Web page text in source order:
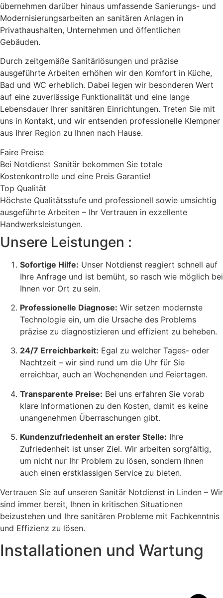
übernehmen darüber hinaus umfassende Sanierungs- und
Modernisierungsarbeiten an sanitären Anlagen in
Privathaushalten, Unternehmen und öffentlichen
Gebäuden.
Durch zeitgemäße Sanitärlösungen und präzise
ausgeführte Arbeiten erhöhen wir den Komfort in Küche,
Bad und WC erheblich. Dabei legen wir besonderen Wert
auf eine zuverlässige Funktionalität und eine lange
Lebensdauer Ihrer sanitären Einrichtungen. Treten Sie mit
uns in Kontakt, und wir entsenden professionelle Klempner
aus Ihrer Region zu Ihnen nach Hause.
Faire Preise
Bei Notdienst Sanitär bekommen Sie totale
Kostenkontrolle und eine Preis Garantie!
Top Qualität
Höchste Qualitätsstufe und professionell sowie umsichtig
ausgeführte Arbeiten – Ihr Vertrauen in exzellente
Handwerksleistungen.
Unsere Leistungen :
Sofortige Hilfe: Unser Notdienst reagiert schnell auf
Ihre Anfrage und ist bemüht, so rasch wie möglich bei
Ihnen vor Ort zu sein.
Professionelle Diagnose: Wir setzen modernste
Technologie ein, um die Ursache des Problems
präzise zu diagnostizieren und effizient zu beheben.
24/7 Erreichbarkeit: Egal zu welcher Tages- oder
Nachtzeit – wir sind rund um die Uhr für Sie
erreichbar, auch an Wochenenden und Feiertagen.
Transparente Preise: Bei uns erfahren Sie vorab
klare Informationen zu den Kosten, damit es keine
unangenehmen Überraschungen gibt.
Kundenzufriedenheit an erster Stelle: Ihre
Zufriedenheit ist unser Ziel. Wir arbeiten sorgfältig,
um nicht nur Ihr Problem zu lösen, sondern Ihnen
auch einen erstklassigen Service zu bieten.
Vertrauen Sie auf unseren Sanitär Notdienst in Linden – Wir
sind immer bereit, Ihnen in kritischen Situationen
beizustehen und Ihre sanitären Probleme mit Fachkenntnis
und Effizienz zu lösen.
Installationen und Wartung